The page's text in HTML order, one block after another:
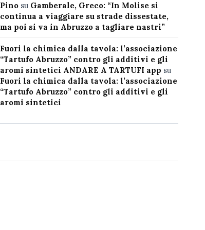
Pinosu Gamberale, Greco: “In Molise si
continua a viaggiare su strade dissestate,
ma poi si va in Abruzzo a tagliare nastri”
Fuori la chimica dalla tavola: l’associazione
“Tartufo Abruzzo” contro gli additivi e gli
aromi sintetici ANDARE A TARTUFI app su
Fuori la chimica dalla tavola: l’associazione
“Tartufo Abruzzo” contro gli additivi e gli
aromi sintetici